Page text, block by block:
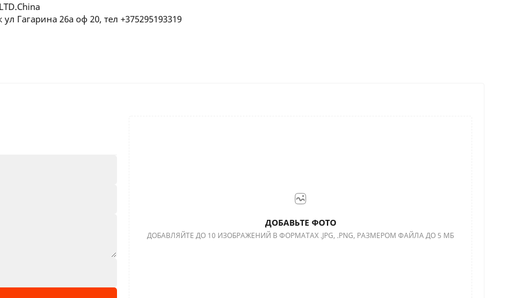
Гагарина 26а оф 20, тел +375295193319
ДОБАВЬТЕ ФОТО
ДОБАВЛЯЙТЕ ДО 10 ИЗОБРАЖЕНИЙ В ФОРМАТАХ .JPG, .PNG, РАЗМЕРОМ ФАЙЛА ДО 5 МБ